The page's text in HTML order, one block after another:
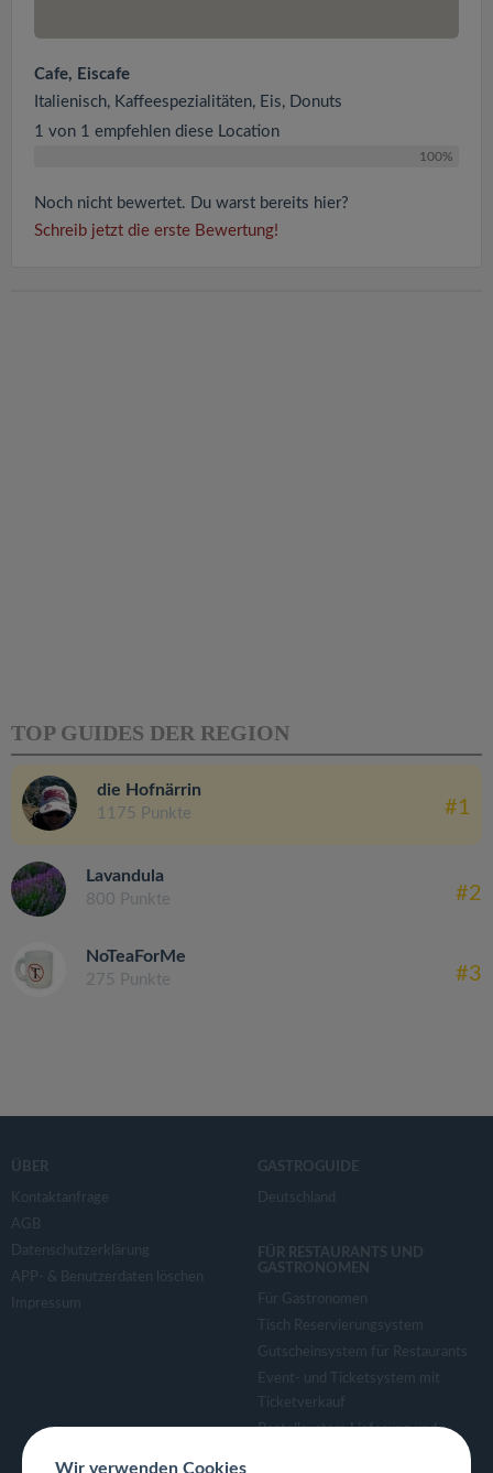
Cafe, Eiscafe
Italienisch, Kaffeespezialitäten, Eis, Donuts
1 von 1 empfehlen diese Location
100%
Noch nicht bewertet. Du warst bereits hier?
Schreib jetzt die erste Bewertung!
TOP GUIDES DER REGION
die Hofnärrin
1175 Punkte #1
Lavandula
800 Punkte #2
NoTeaForMe
275 Punkte #3
ÜBER
Kontaktanfrage
AGB
Datenschutzerklärung
APP- & Benutzerdaten löschen
Impressum
GASTROGUIDE
Deutschland
FÜR RESTAURANTS UND
GASTRONOMEN
Für Gastronomen
Tisch Reservierungsystem
Gutscheinsystem für Restaurants
Event- und Ticketsystem mit
Ticketverkauf
Bestellsystem Lieferung und
Wir verwenden Cookies